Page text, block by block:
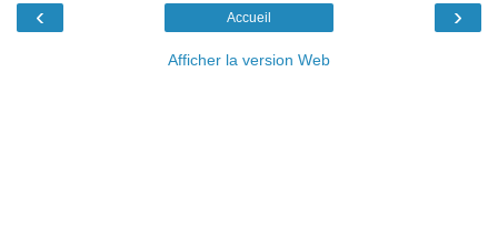
‹ ›
Accueil
Afficher la version Web